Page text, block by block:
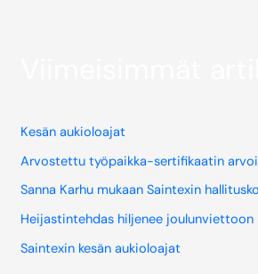
Kesän aukioloajat
Arvostettu työpaikka-sertifikaatin
Sanna Karhu mukaan Saintexin
Heijastintehdas hiljenee joulunviettoon
Saintexin kesän aukioloajat